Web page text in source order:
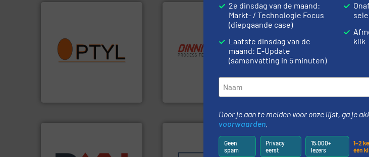
QAL1 metingen: Optyl is het
aanspreekpunt voor uw
vragen omtrent stof.Meer
Wereldwijd opererend
procestechnologie en
stortgoedtechnologie.
Trusted by the best”.Meer
info ➜
aan weegapparatuur en -
componenten diverse
weegoplossingen. Meer
2e dinsdag van de maand:
Markt- / Technologie Focus
(diepgaande case)
Laatste dinsdag van de
maand: E-Update
(samenvatting in 5 minuten)
klik
Door je aan te melden voor onze lijst, ga je
voorwaarden
Geen
spam
Privacy
eerst
15.000+
lezers
1–2
één